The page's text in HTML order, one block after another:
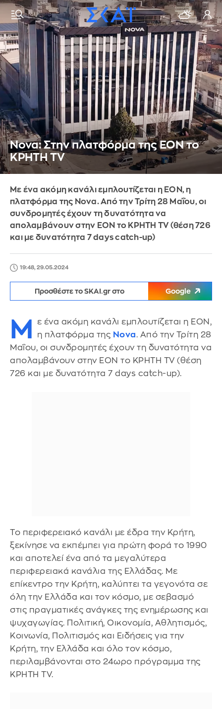
Nova: Στην πλατφόρμα της ΕΟΝ το
ΚΡΗΤΗ TV
Με ένα ακόμη κανάλι εμπλουτίζεται η ΕΟΝ, η
πλατφόρμα της Nova. Aπό την Τρίτη 28 Μαΐου, οι
συνδρομητές έχουν τη δυνατότητα να
απολαμβάνουν στην EON τo ΚΡΗΤΗ TV (θέση 726
και με δυνατότητα 7 days catch-up)
19:48, 29.05.2024
Προσθέστε το SKAI.gr στο Google
Μ
ε ένα ακόμη κανάλι εμπλουτίζεται η ΕΟΝ,
η πλατφόρμα της Nova. Aπό την Τρίτη 28
Μαΐου, οι συνδρομητές έχουν τη δυνατότητα να
απολαμβάνουν στην EON τo ΚΡΗΤΗ TV (θέση
726 και με δυνατότητα 7 days catch-up).
Το περιφερειακό κανάλι με έδρα την Κρήτη,
ξεκίνησε να εκπέμπει για πρώτη φορά το 1990
και αποτελεί ένα από τα μεγαλύτερα
περιφερειακά κανάλια της Ελλάδας. Με
επίκεντρο την Κρήτη, καλύπτει τα γεγονότα σε
όλη την Ελλάδα και τον κόσμο, με σεβασμό
στις πραγματικές ανάγκες της ενημέρωσης και
ψυχαγωγίας. Πολιτική, Οικονομία, Αθλητισμός,
Κοινωνία, Πολιτισμός και Ειδήσεις για την
Κρήτη, την Ελλάδα και όλο τον κόσμο,
περιλαμβάνονται στο 24ωρο πρόγραμμα της
ΚΡΗΤΗ TV.